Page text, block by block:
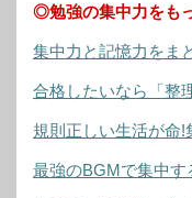
◎勉強の集中力をも
集中力と記憶力をま
合格したいなら「整
規則正しい生活が命
最強のBGMで集中す